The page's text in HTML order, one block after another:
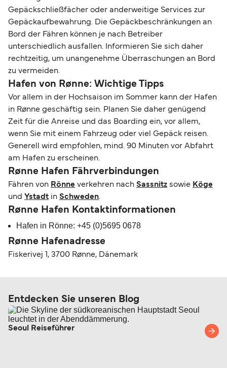
Gepäckschließfächer oder anderweitige Services zur
Gepäckaufbewahrung. Die Gepäckbeschränkungen an
Bord der Fähren können je nach Betreiber
unterschiedlich ausfallen. Informieren Sie sich daher
rechtzeitig, um unangenehme Überraschungen an Bord
zu vermeiden.
Hafen von Rønne: Wichtige Tipps
Vor allem in der Hochsaison im Sommer kann der Hafen
in Rønne geschäftig sein. Planen Sie daher genügend
Zeit für die Anreise und das Boarding ein, vor allem,
wenn Sie mit einem Fahrzeug oder viel Gepäck reisen.
Generell wird empfohlen, mind. 90 Minuten vor Abfahrt
am Hafen zu erscheinen.
Rønne Hafen Fährverbindungen
Fähren von Rönne verkehren nach Sassnitz sowie Köge
und Ystadt in Schweden.
Rønne Hafen Kontaktinformationen
Hafen in Rönne: +45 (0)5695 0678
Rønne Hafenadresse
Fiskerivej 1, 3700 Rønne, Dänemark
Entdecken Sie unseren Blog
Seoul Reiseführer